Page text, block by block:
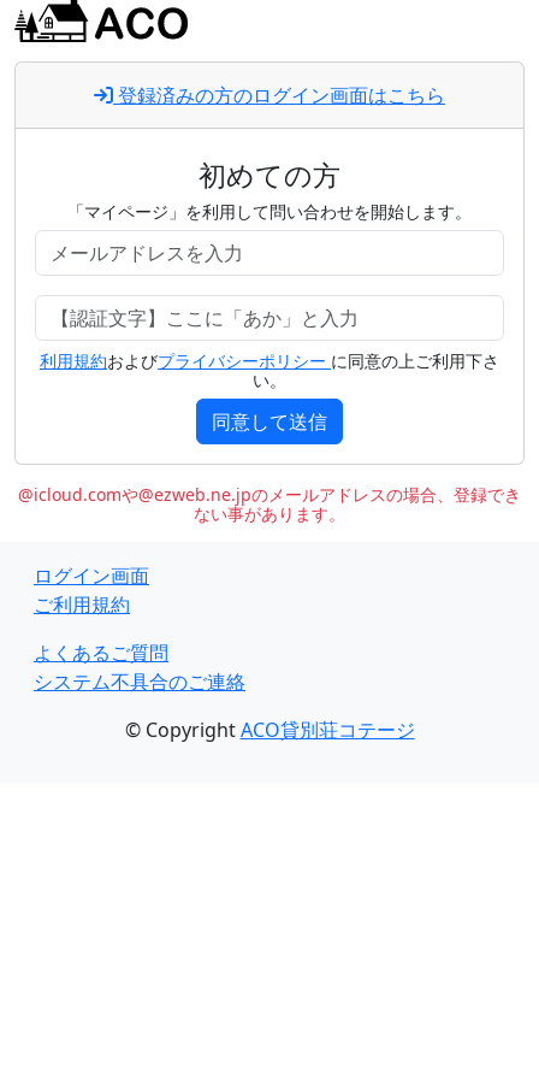
登録済みの方のログイン画面はこちら
初めての方
「マイページ」を利用して問い合わせを開始します。
利用規約およびプライバシーポリシー に同意の上ご利用下さ
い。
同意して送信
@icloud.comや@ezweb.ne.jpのメールアドレスの場合、登録でき
ない事があります。
ログイン画面
ご利用規約
よくあるご質問
システム不具合のご連絡
© CopyrightACO貸別荘コテージ